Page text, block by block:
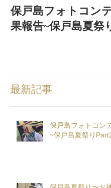
保戸島フォトコン
果報告~保戸島夏祭
最新記事
保戸島フォトコン
~保戸島夏祭り